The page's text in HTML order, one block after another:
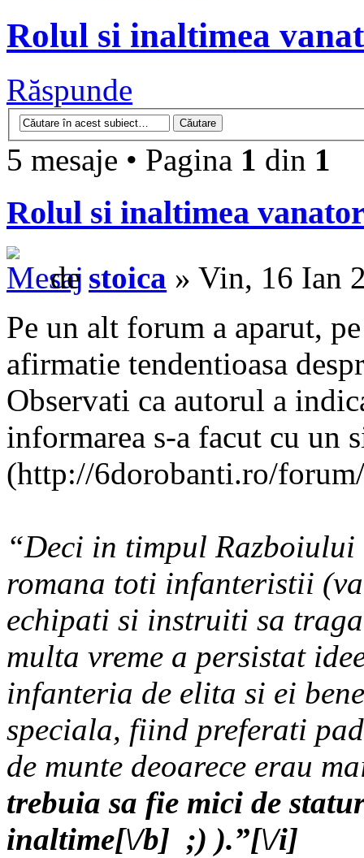
Rolul si inaltimea
Răspunde
5 mesaje • Pagina 1 din 1
Rolul si inaltimea
de stoica » Vin, 16 Ian
Pe un alt forum a aparut,
afirmatie tendentioasa
Observati ca autorul a
informarea s-a facut cu un
(http://6dorobanti.ro/
“Deci in timpul
romana toti infanteristii
echipati si instruiti sa
multa vreme a persistat
infanteria de elita si ei
speciala, fiind preferati
de munte deoarece erau
trebuia sa fie mici de
inaltime[\/b] ;) ).”[\/i]